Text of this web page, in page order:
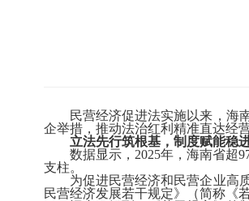
民营经济促进法实施以来，海南
企举措，推动法治红利精准直达经
立法先行筑根基，制度赋能稳
数据显示， 2025年，海南省超
支柱。
为促进民营经济和民营企业高质
民营经济发展若干规定》（简称《